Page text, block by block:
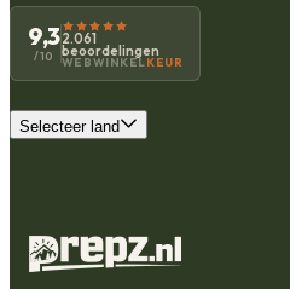
9,3
/10
2.061
beoordelingen
WEBWINKEL KEUR
Selecteer land